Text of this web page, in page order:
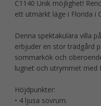
C1140 Unik möjlighet!
ett utmärkt läge i Florida i
Denna spektakulära villa
erbjuder en stor trädgård
sommarkök och
lugnet och utrymmet med
Höjdpunkter:
• 4 ljusa sovrum.